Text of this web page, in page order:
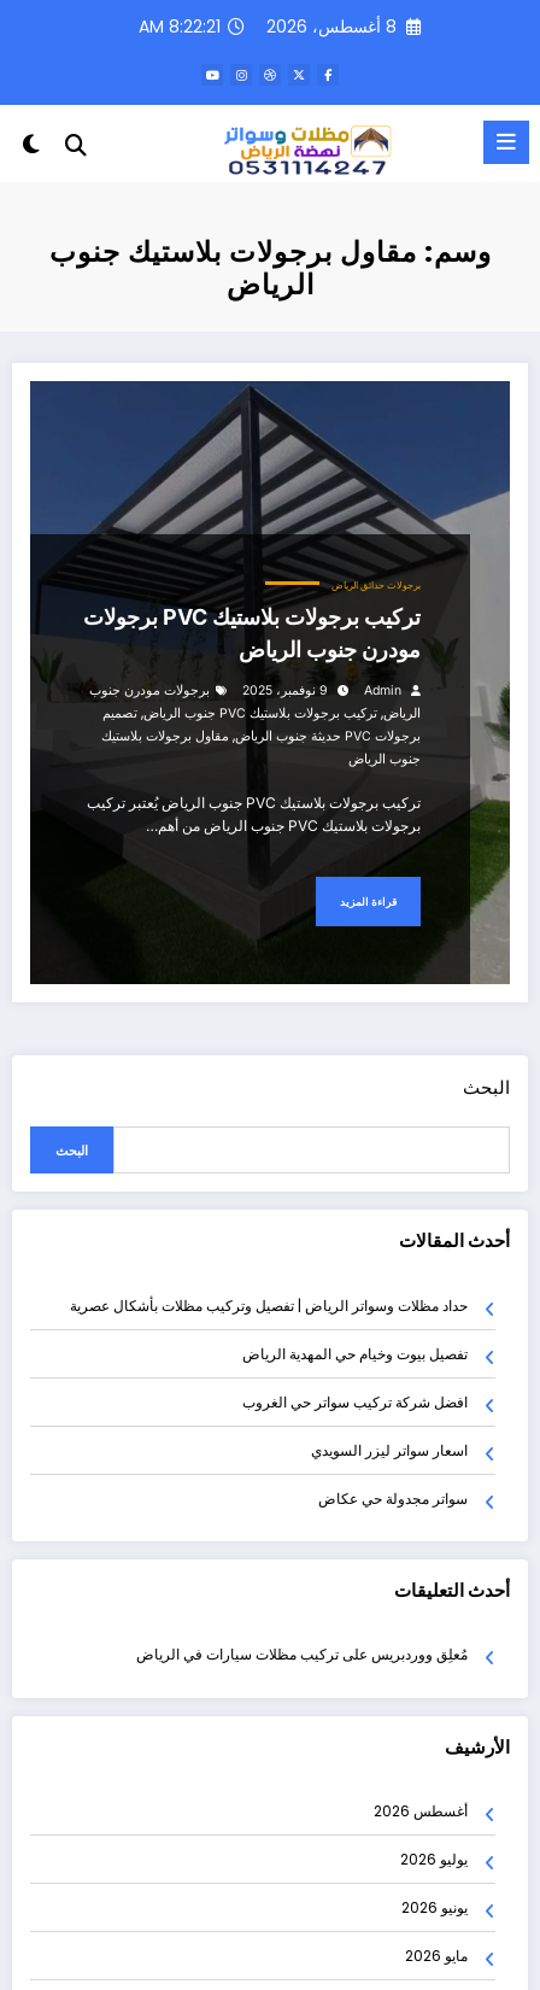
8 أغسطس، 2026 8:22:21 AM
وسم: مقاول برجولات بلاستيك جنوب
الرياض
برجولات حدائق الرياض
تركيب برجولات بلاستيك PVC برجولات
مودرن جنوب الرياض
Admin 9 نوفمبر، 2025
برجولات مودرن جنوب
الرياض, تركيب برجولات بلاستيك PVC جنوب الرياض , تصميم
برجولات PVC حديثة جنوب الرياض
, مقاول برجولات بلاستيك
جنوب الرياض
تركيب برجولات بلاستيك PVC جنوب الرياض يُعتبر تركيب
برجولات بلاستيك PVC جنوب الرياض من أهم…
قراءة المزيد
البحث
البحث
أحدث المقالات
حداد مظلات وسواتر الرياض | تفصيل وتركيب مظلات بأشكال عصرية
تفصيل بيوت وخيام حي المهدية الرياض
افضل شركة تركيب سواتر حي الغروب
اسعار سواتر ليزر السويدي
سواتر مجدولة حي عكاض
أحدث التعليقات
مُعلِق ووردبريس علىتركيب مظلات سيارات في الرياض
الأرشيف
أغسطس 2026
يوليو 2026
يونيو 2026
مايو 2026